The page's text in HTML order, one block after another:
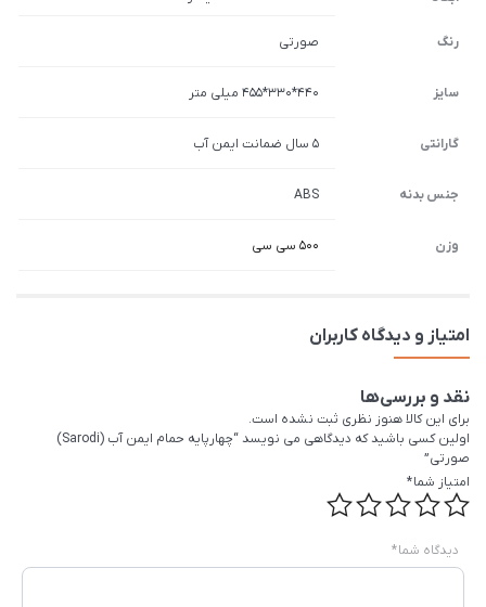
رنگ صورتی
سایز 440*330*455 میلی متر
گارانتی 5 سال ضمانت ایمن آب
جنس بدنه ABS
وزن 500 سی سی
امتیاز و دیدگاه کاربران
نقد و بررسی‌ها
برای این کالا هنوز نظری ثبت نشده است.
اولین کسی باشید که دیدگاهی می نویسد “چهارپایه حمام ایمن آب (Sarodi)
صورتی”
امتیاز شما*
دیدگاه شما*